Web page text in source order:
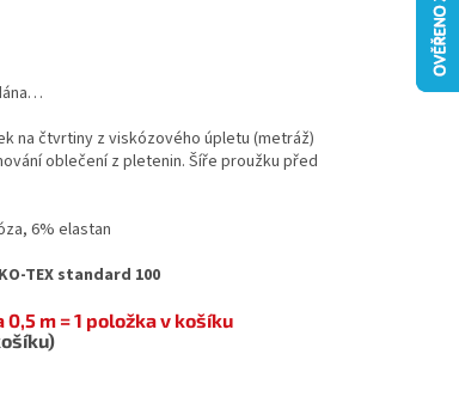
na čtvrtiny z viskózového úpletu (metráž)
oblečení z pletenin. Šíře proužku před
6% elastan
TEX standard 100
m = 1 položka v košíku